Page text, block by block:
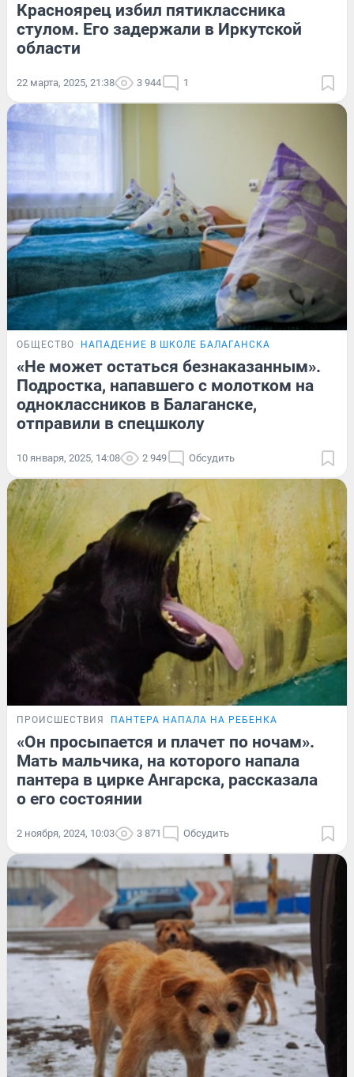
Красноярец избил пятиклассника
стулом. Его задержали в Иркутской
области
22 марта, 2025, 21:38 3 944 1
ОБЩЕСТВО НАПАДЕНИЕ В ШКОЛЕ БАЛАГАНСКА
«Не может остаться безнаказанным».
Подростка, напавшего с молотком на
одноклассников в Балаганске,
отправили в спецшколу
10 января, 2025, 14:08 2 949 Обсудить
ПРОИСШЕСТВИЯ ПАНТЕРА НАПАЛА НА РЕБЕНКА
«Он просыпается и плачет по ночам».
Мать мальчика, на которого напала
пантера в цирке Ангарска, рассказала
о его состоянии
2 ноября, 2024, 10:03 3 871 Обсудить